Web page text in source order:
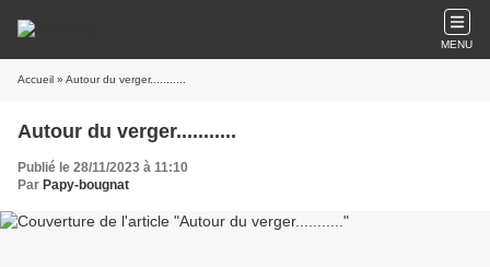
MENU
Accueil » Autour du verger...........
Autour du verger...........
Publié le 28/11/2023 à 11:10
Par Papy-bougnat